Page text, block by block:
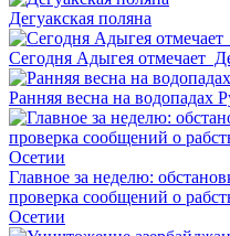
Дегуакская поляна
Сегодня Адыгея отмечает
Ранняя весна на водопадах
Главное за неделю:
проверка сообщений о
Осетии